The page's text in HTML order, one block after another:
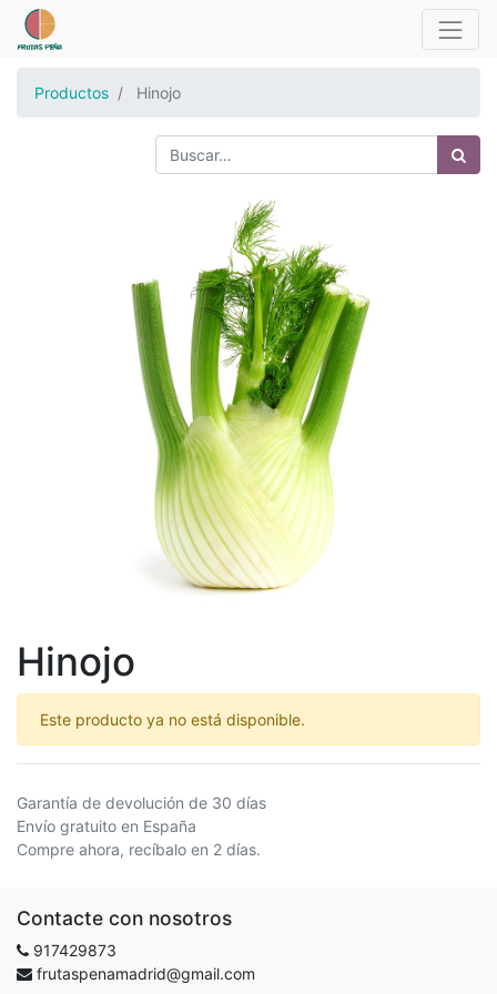
Productos Hinojo
Hinojo
Este producto ya no está disponible.
Garantía de devolución de 30 días
Envío gratuito en España
Compre ahora, recíbalo en 2 días.
Contacte con nosotros
917429873
frutaspenamadrid@gmail.com